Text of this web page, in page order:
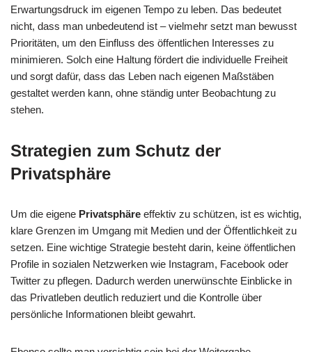
Erwartungsdruck im eigenen Tempo zu leben. Das bedeutet
nicht, dass man unbedeutend ist – vielmehr setzt man bewusst
Prioritäten, um den Einfluss des öffentlichen Interesses zu
minimieren. Solch eine Haltung fördert die individuelle Freiheit
und sorgt dafür, dass das Leben nach eigenen Maßstäben
gestaltet werden kann, ohne ständig unter Beobachtung zu
stehen.
Strategien zum Schutz der
Privatsphäre
Um die eigene Privatsphäre effektiv zu schützen, ist es wichtig,
klare Grenzen im Umgang mit Medien und der Öffentlichkeit zu
setzen. Eine wichtige Strategie besteht darin, keine öffentlichen
Profile in sozialen Netzwerken wie Instagram, Facebook oder
Twitter zu pflegen. Dadurch werden unerwünschte Einblicke in
das Privatleben deutlich reduziert und die Kontrolle über
persönliche Informationen bleibt gewahrt.